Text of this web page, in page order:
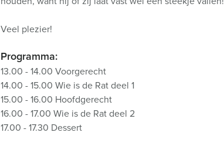
Veel plezier!
Programma:
13.00 - 14.00 Voorgerecht
14.00 - 15.00 Wie is de Rat deel 1
15.00 - 16.00 Hoofdgerecht
16.00 - 17.00 Wie is de Rat deel 2
17.00 - 17.30 Dessert